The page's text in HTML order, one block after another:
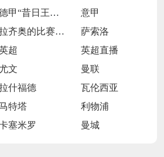
德甲“昔日王者”的跌宕复兴长卷
意甲
拉齐奥的比赛之路
萨索洛
超
英超直播
尤文
曼联
什福德
瓦伦西亚
特塔
利物浦
塞米罗 曼城